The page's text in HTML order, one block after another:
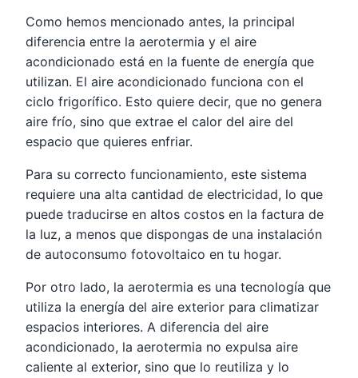
Como hemos mencionado antes, la principal
diferencia entre la aerotermia y el aire
acondicionado está en la fuente de energía que
utilizan. El aire acondicionado funciona con el
ciclo frigorífico. Esto quiere decir, que no genera
aire frío, sino que extrae el calor del aire del
espacio que quieres enfriar.
Para su correcto funcionamiento, este sistema
requiere una alta cantidad de electricidad, lo que
puede traducirse en altos costos en la factura de
la luz, a menos que dispongas de una instalación
de autoconsumo fotovoltaico en tu hogar.
Por otro lado, la aerotermia es una tecnología que
utiliza la energía del aire exterior para climatizar
espacios interiores. A diferencia del aire
acondicionado, la aerotermia no expulsa aire
caliente al exterior, sino que lo reutiliza y lo